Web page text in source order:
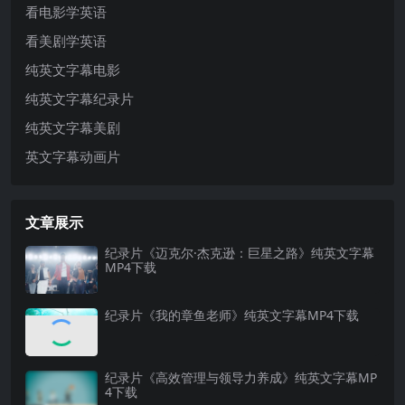
看电影学英语
看美剧学英语
纯英文字幕电影
纯英文字幕纪录片
纯英文字幕美剧
英文字幕动画片
文章展示
纪录片《迈克尔·杰克逊：巨星之路》纯英文字幕
MP4下载
纪录片《我的章鱼老师》纯英文字幕MP4下载
纪录片《高效管理与领导力养成》纯英文字幕MP
4下载